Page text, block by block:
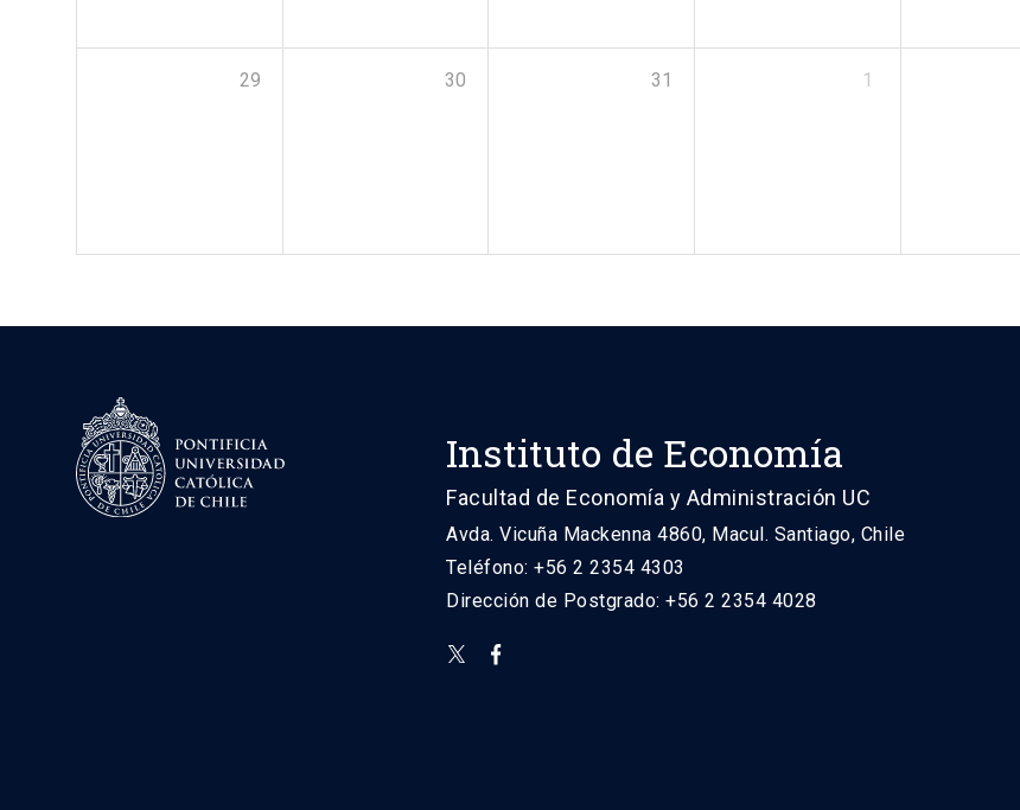
29 30 31 1
Instituto de Economía
Facultad de Economía y Administración UC
Avda. Vicuña Mackenna 4860, Macul. Santiago, Chile
Teléfono: +56 2 2354 4303
Dirección de Postgrado: +56 2 2354 4028